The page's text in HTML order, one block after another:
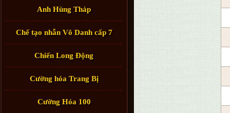
Anh Hùng Tháp
Chế tạo nhẫn Vô Danh cấp 7
Chiến Long Động
Cường hóa Trang Bị
Cường Hóa 100